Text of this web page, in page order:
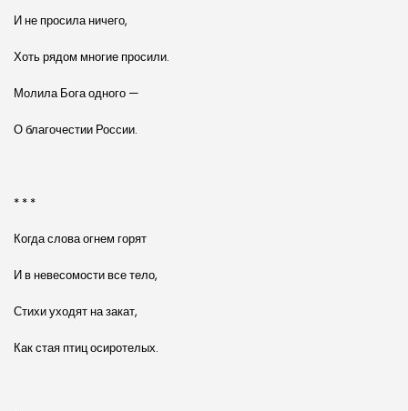
И не просила ничего,
Хоть рядом многие просили.
Молила Бога одного —
О благочестии России.
* * *
Когда слова огнем горят
И в невесомости все тело,
Стихи уходят на закат,
Как стая птиц осиротелых.